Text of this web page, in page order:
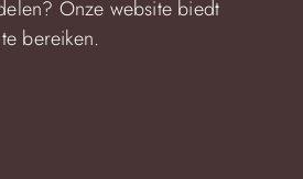
Onze website biedt
bereiken.